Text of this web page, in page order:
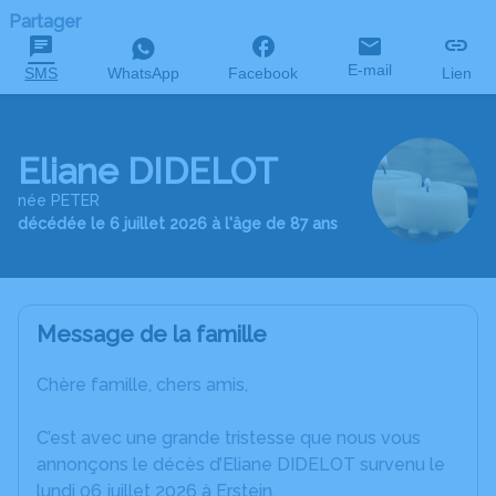
Partager
SMS WhatsApp Facebook E-mail Lien
Eliane DIDELOT
née PETER
décédée le 6 juillet 2026 à l'âge de 87 ans
Message de la famille
Chère famille, chers amis,
C’est avec une grande tristesse que nous vous
annonçons le décès d’Eliane DIDELOT survenu le
lundi 06 juillet 2026 à Erstein.